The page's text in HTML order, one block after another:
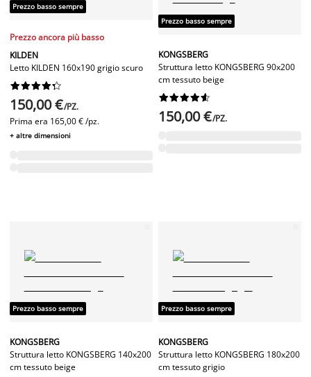
Prezzo basso sempre
Prezzo ancora più basso
KILDEN
Letto KILDEN 160x190 grigio scuro






150,00 €/PZ.
Prima era 165,00 € /pz.
+ altre dimensioni
Prezzo basso sempre
KONGSBERG
Struttura letto KONGSBERG 90x200
cm tessuto beige






150,00 €/PZ.
Prezzo basso sempre
KONGSBERG
Struttura letto KONGSBERG 140x200
cm tessuto beige
Prezzo basso sempre
KONGSBERG
Struttura letto KONGSBERG 180x200
cm tessuto grigio